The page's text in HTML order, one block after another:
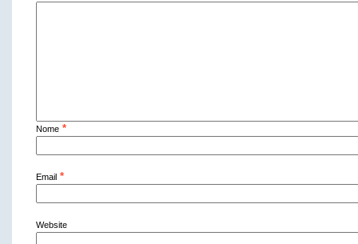
Nome *
Email *
Website